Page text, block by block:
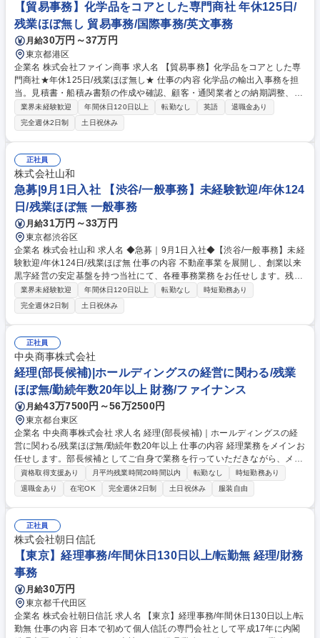
【貿易事務】化学品をコアとした専門商社 年休125日/
残業ほぼ無し 貿易事務/国際事務/英文事務
月給30万円～37万円
東京都港区
企業名 株式会社ファイン商事 求人名 【貿易事務】化学品をコアとした専
門商社★年休125日/残業ほぼ無し★ 仕事の内容 化学品の輸出入事務を担
当。見積書・船積み書類の作成や確認、顧客・通関業者との納期調整、英
語でのスケジュール確認（読み書き・会話）等を行います。国内外へのサ
ンプル発送や来客・電話対応も担う役割です。 ・輸出入に関わる発注書・
見積書の作成および管理 ・船積み書類の確認・手配、および通関業者との
連絡調整 ・仕入先・輸出先との納期調整（英語の読み書き・簡単な会話）
・化学品サンプルの国内外への発送手配・実務 ・顧客への進捗報告、およ
びスケジュール管理業務全般 ・来客対応、電話応対、その他付随する一般
事務業務 募集職種 【貿易事務】化学品をコアとした専門商社★年休125
日/残業ほぼ無し★
業界未経験歓迎 年間休日120日以上 転勤なし 英語
退職金あり
完全週休2日制
土日祝休み
正社員
株式会社山和
急募|9月1日入社 【渋谷/一般事務】未経験歓迎/年休124
日/残業ほぼ無 一般事務
月給31万円～33万円
東京都渋谷区
企業名 株式会社山和 求人名 ◆急募｜9月1日入社◆【渋谷/一般事務】未経
験歓迎/年休124日/残業ほぼ無 仕事の内容 不動産事業を展開し、創業以来
黒字経営の安定基盤を持つ当社にて、各種事務業務をお任せします。残業
がほぼ発生せず、連続した日程の有給取得が可能なため、WLBを整えたい
方にお勧めの環境です！ 入社後はOJTを通じて丁寧に研修を行いますの
で、事務未経験の方でも安心して臨むことができます。 【業務詳細】■電
話・来客対応 ■物件の鍵や社内の備品管理 ■データ入力や書類作成 ■契約
書などのファイリング ■郵送物の仕訳・発送 など 募集職種 ◆急募｜9月1
日入社◆【渋谷/一般事務】未経験歓迎/年休124日/残業ほぼ無
業界未経験歓迎 年間休日120日以上 転勤なし
時短勤務あり
完全週休2日制
土日祝休み
正社員
中央商事株式会社
経理(部長候補)|ホールディングスの経営に関わる/残業
ほぼ無/勤続年数20年以上 財務/ファイナンス
月給43万7500円～56万2500円
東京都台東区
企業名 中央商事株式会社 求人名 経理(部長候補)｜ホールディングスの経
営に関わる/残業ほぼ無/勤続年数20年以上 仕事の内容 経理業務をメインお
任せします。部長候補としてご自身で業務を行っていただきながら、メン
バーマネジメントも担っていただきます。当社は子会社4社のホールディ
ングズカンパニーでグループの管理部門を統括 しており、状況に応じて子
会社の支援を行います。 【安定の経営基盤】当社は子会社4社の経営母体
として出資を行っております。秋葉原/横浜/金町等に自社物件を保有し経
営基盤を強固に整備。そのほか保険業、薬局の運営を手掛けております。
景気に左右されることはなく、創立70年の老舗企業です。 募集職種 経理
(部長候補)｜ホールディングスの経営に関わる/残業ほぼ無/勤続年数20年
以上
資格取得支援あり 月平均残業時間20時間以内 転勤なし
時短勤務あり
退職金あり
在宅OK 完全週休2日制 土日祝休み 服装自由
正社員
株式会社朝日信託
【東京】経理事務/年間休日130日以上/転勤無 経理/財務
事務
月給30万円
東京都千代田区
企業名 株式会社朝日信託 求人名 【東京】経理事務/年間休日130日以上/転
勤無 仕事の内容 日本で初めて個人信託の専門会社として平成17年に内閣